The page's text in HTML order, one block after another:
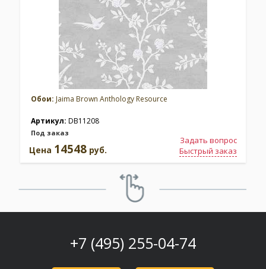
Обои: Jaima Brown Anthology Resource
Артикул: DB11208
Под заказ
Задать вопрос
Быстрый заказ
Цена 14548 руб.
+7 (495) 255-04-74